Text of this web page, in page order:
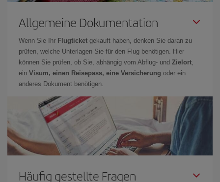
Allgemeine Dokumentation
Wenn Sie Ihr Flugticket gekauft haben, denken Sie daran zu
prüfen, welche Unterlagen Sie für den Flug benötigen. Hier
können Sie prüfen, ob Sie, abhängig vom Abflug- und Zielort,
ein Visum, einen Reisepass, eine Versicherung oder ein
anderes Dokument benötigen.
Häufig gestellte Fragen